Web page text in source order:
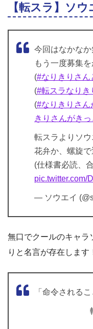
【転スラ】ソ
今回はなかな
もう一度募集
(#なりきりさん
(#転スラなりき
(#なりきりさん
きりさんがき
転スラよりソウ
花弁か、螺旋
(仕様書必読、
pic.twitter.com/
— ソウエイ
無口でクールのキャラ
りと名言が存在します
「命令される